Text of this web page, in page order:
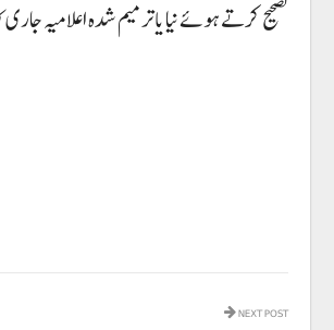
تصحیح کرتے ہوئے نیا یا ترمیم شدہ اعلامیہ
NEXT POST